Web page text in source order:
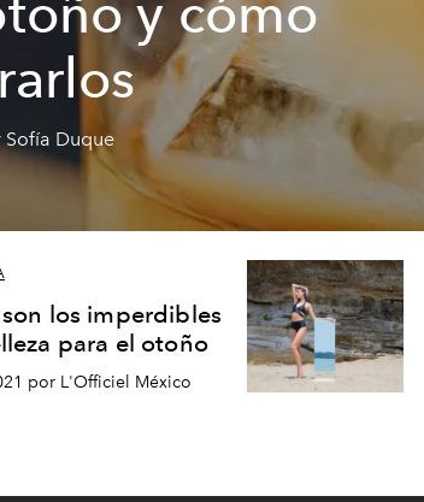
y cómo
Sofía Duque
son los imperdibles
para el otoño
por L'Officiel México